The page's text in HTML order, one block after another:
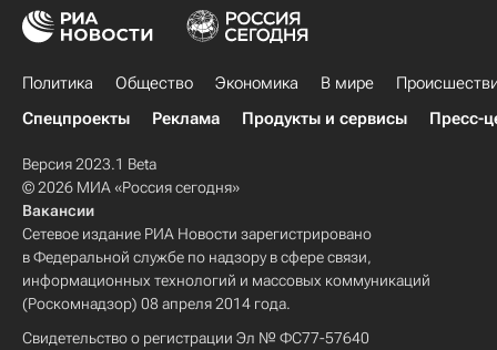
Политика Общество Экономика В мире
Спецпроекты
Реклама Продукты и сервисы Пресс-
Версия 2023.1 Beta
© 2026 МИА «Россия сегодня»
Вакансии
Сетевое издание РИА Новости зарегистрировано
в Федеральной службе по надзору в сфере связи,
информационных технологий и массовых коммуникаций
(Роскомнадзор) 08 апреля 2014 года.
Свидетельство о регистрации Эл № ФС77-57640